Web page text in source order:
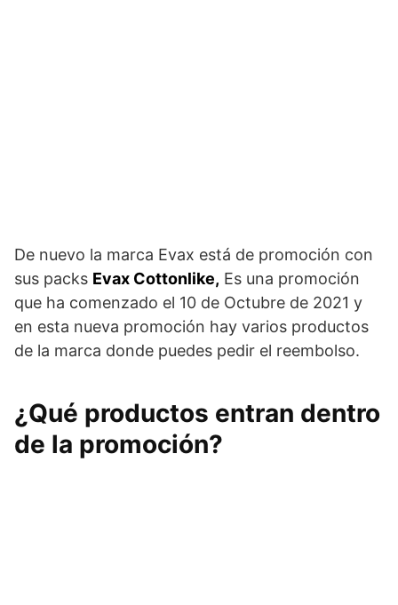
De nuevo la marca Evax está de promoción con
sus packs Evax Cottonlike, Es una promoción
que ha comenzado el 10 de Octubre de 2021 y
en esta nueva promoción hay varios productos
de la marca donde puedes pedir el reembolso.
¿Qué productos entran dentro
de la promoción?